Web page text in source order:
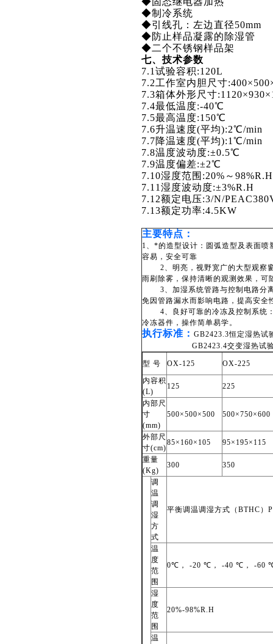
◆制冷系统
◆引线孔：左边直径50mm
◆防止样品凝露的除湿管
◆二个不锈钢样品架
七、技术参数
7.1试验容积:120L
7.2工作室内胆尺寸
7.3箱体外形尺寸
7.4最低温度:-40℃
7.5最高温度:150℃
7.6升温速度(平均):2℃/min
7.7降温速度(平均):1℃/min
7.8温度波动度:±0.5℃
7.9温度偏差:±2℃
7.10湿度范围:20%～
7.11湿度波动度:±3%R.H
7.12额定电压:3/N/
7.13额定功率:4.5KW
主要特点：
1、*的造型设计：圆弧造型及表面
容易，安全可靠
2、明亮，视野宽广的大型观察窗
雨刷除雾，保持清晰的观测效果，可
3、加湿系统管路与控制电路分离
免因管路漏水而影响电路，提高安全
4、良好可靠的冷冻及控制系统：
冷冻器件，操作简单易学。
执行标准：GB2423.3恒定湿热试
GB2423.4交变湿热试验
型 号 OX-125
OX-225
内容积
(L)
125
225
内部尺
寸
(mm)
500×500×500 500×750×600
外部尺
寸(cm)
85×160×105 95×195×115
重量
(Kg)
300 350
调
温
调
湿
方
式
平衡调温调湿方式（BTHC）
温
度
范
围
0℃， -20 ℃， -40 ℃， -60
湿
度
范
围
20%-98%R.H
温